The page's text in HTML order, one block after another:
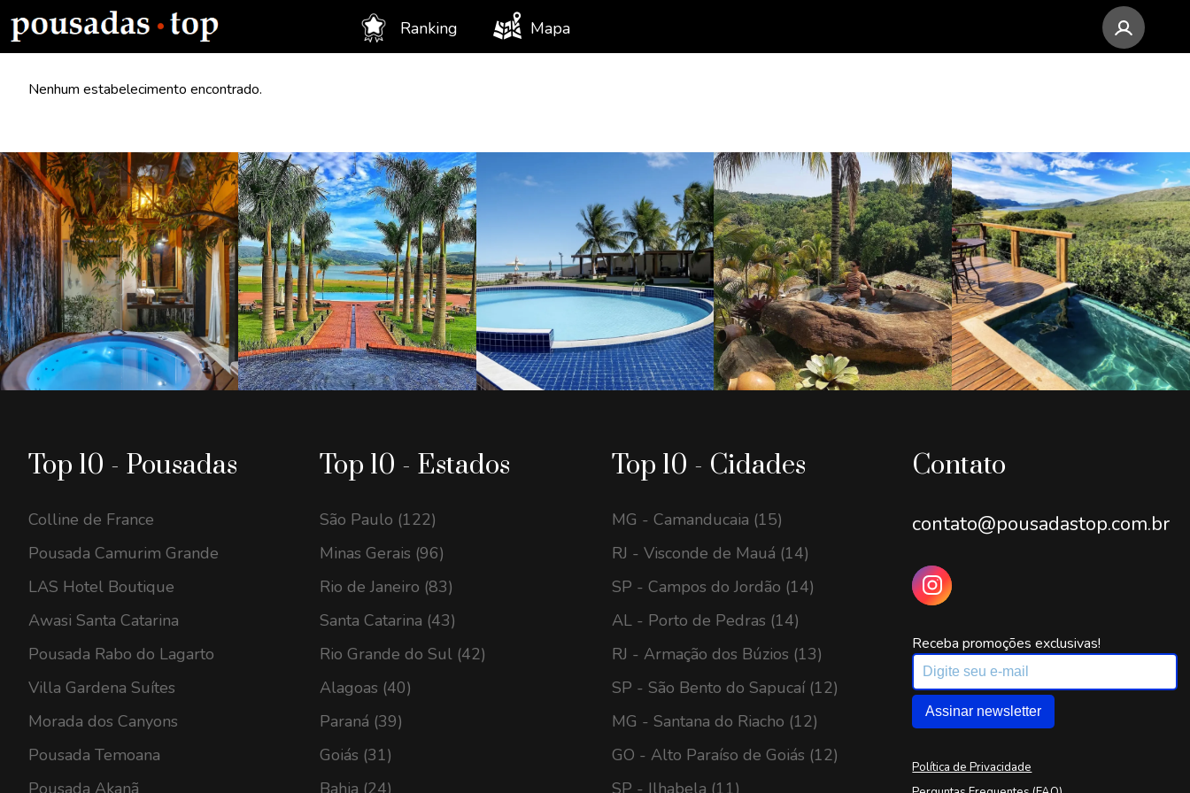
Ranking Mapa
Nenhum estabelecimento encontrado.
Top 10 - Pousadas
Colline de France
Pousada Camurim Grande
LAS Hotel Boutique
Awasi Santa Catarina
Pousada Rabo do Lagarto
Villa Gardena Suítes
Morada dos Canyons
Pousada Temoana
Pousada Akanã
Top 10 - Estados
São Paulo (122)
Minas Gerais (96)
Rio de Janeiro (83)
Santa Catarina (43)
Rio Grande do Sul (42)
Alagoas (40)
Paraná (39)
Goiás (31)
Bahia (24)
Top 10 - Cidades
MG - Camanducaia (15)
RJ - Visconde de Mauá (14)
SP - Campos do Jordão (14)
AL - Porto de Pedras (14)
RJ - Armação dos Búzios (13)
SP - São Bento do Sapucaí (12)
MG - Santana do Riacho (12)
GO - Alto Paraíso de Goiás (12)
SP - Ilhabela (11)
Contato
contato@pousadastop.com.br
Receba promoções exclusivas!
Assinar newsletter
Política de Privacidade